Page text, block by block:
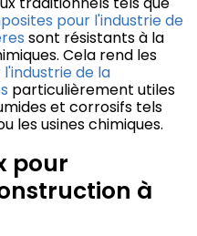
pour l'industrie de
sont résistants à la
Cela rend les
de la
particulièrement utiles
et corrosifs tels
les usines chimiques.
pour
à